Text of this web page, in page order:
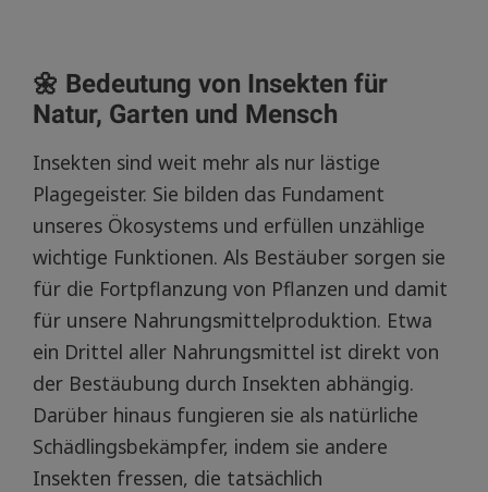
🌼 Bedeutung von Insekten für
Natur, Garten und Mensch
Insekten sind weit mehr als nur lästige
Plagegeister. Sie bilden das Fundament
unseres Ökosystems und erfüllen unzählige
wichtige Funktionen. Als Bestäuber sorgen sie
für die Fortpflanzung von Pflanzen und damit
für unsere Nahrungsmittelproduktion. Etwa
ein Drittel aller Nahrungsmittel ist direkt von
der Bestäubung durch Insekten abhängig.
Darüber hinaus fungieren sie als natürliche
Schädlingsbekämpfer, indem sie andere
Insekten fressen, die tatsächlich